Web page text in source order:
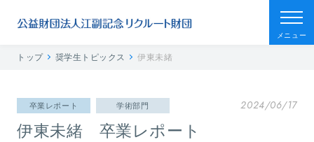
メニュー
トップ 奨学生トピックス 伊東未緒
卒業レポート 学術部門 2024/06/17
伊東未緒 卒業レポート